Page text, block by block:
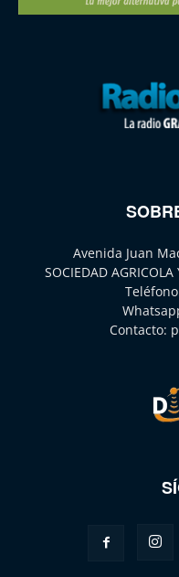
Avenida Juan
SOCIEDAD
Contacto: